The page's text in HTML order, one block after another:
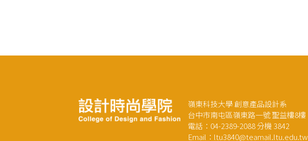
嶺東科技大學 創意產品設計系
台中市南屯區嶺東路一號 聖益樓8樓
電話：04-2389-2088 分機 3842
Email：ltu3840@teamail.ltu.edu.tw